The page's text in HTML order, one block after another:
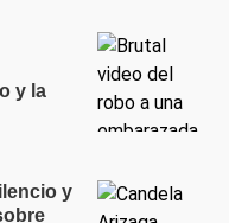
y la
y